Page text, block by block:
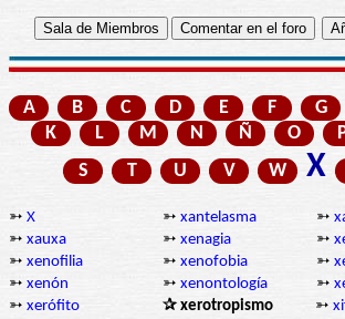
A B C D E F G
K
L M N Ñ O
S
T U V W X
➳ X ➳ xantelasma ➳
➳ xauxa ➳ xenagia ➳
➳ xenofilia ➳ xenofobia ➳
➳ xenón ➳ xenontología ➳
➳ xerófito ✰ xerotropismo ➳